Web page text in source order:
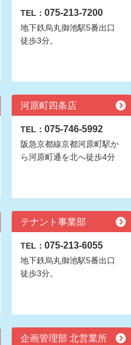
TEL： 075-213-7200
地下鉄烏丸御池駅5番出口
徒歩3分。
河原町四条店
TEL： 075-746-5992
阪急京都線京都河原町駅か
ら河原町通を北へ徒歩4分
テナント事業部
TEL： 075-213-6055
地下鉄烏丸御池駅5番出口
徒歩3分。
企画管理部 北営業所